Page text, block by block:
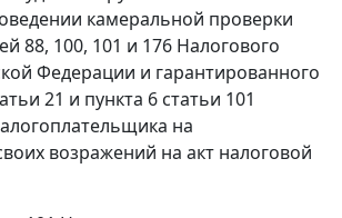
камеральной проверки
88, 100, 101 и 176 Налогового
Федерации и гарантированного
21 и пункта 6 статьи 101
на
возражений на акт налоговой